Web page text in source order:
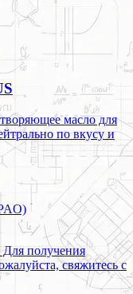
масло для
по вкусу и
Для получения
свяжитесь с